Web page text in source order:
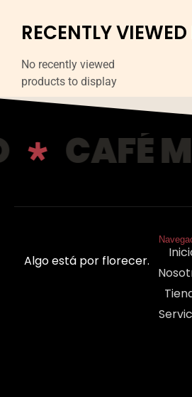
RECENTLY
No recently viewed
products to display
CAFÉ
Algo está por florecer.